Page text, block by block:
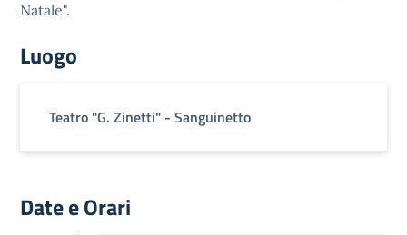
Natale".
Luogo
Teatro "G. Zinetti" - Sanguinetto
Date e Orari